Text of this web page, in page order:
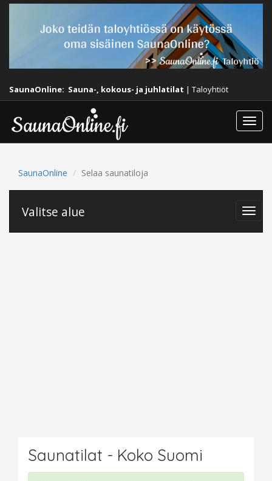
SaunaOnline: Sauna-, kokous- ja juhlatilat | Taloyhtiöt
SaunaOnline Selaa saunatiloja
Valitse alue
Saunatilat - Koko Suomi